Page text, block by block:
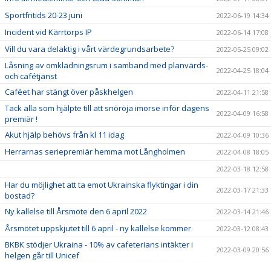
Sportfritids 20-23 juni 2022-06-19 14:34
Incident vid Kärrtorps IP 2022-06-14 17:08
Vill du vara delaktig i vårt värdegrundsarbete? 2022-05-25 09:02
Låsning av omklädningsrum i samband med planvärds-
och cafétjänst
2022-04-25 18:04
Caféet har stängt över påskhelgen 2022-04-11 21:58
Tack alla som hjälpte till att snöröja imorse inför dagens
premiär !
2022-04-09 16:58
Akut hjälp behövs från kl 11 idag 2022-04-09 10:36
Herrarnas seriepremiär hemma mot Långholmen
2022-04-08 18:05
2022-03-18 12:58
Har du möjlighet att ta emot Ukrainska flyktingar i din
bostad?
2022-03-17 21:33
Ny kallelse till Årsmöte den 6 april 2022 2022-03-14 21:46
Årsmötet uppskjutet till 6 april - ny kallelse kommer 2022-03-12 08:43
BKBK stödjer Ukraina - 10% av cafeterians intäkter i
helgen går till Unicef
2022-03-09 20:56